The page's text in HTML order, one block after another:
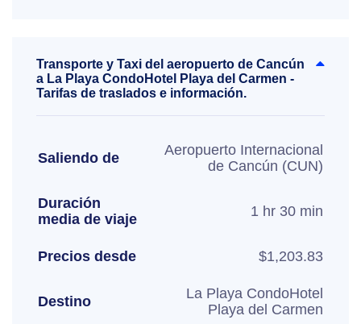
Transporte y Taxi del aeropuerto de Cancún
a La Playa CondoHotel Playa del Carmen -
Tarifas de traslados e información.
Saliendo de
Aeropuerto Internacional
de Cancún (CUN)
Duración
media de viaje
1 hr 30 min
Precios desde $1,203.83
Destino
La Playa CondoHotel
Playa del Carmen